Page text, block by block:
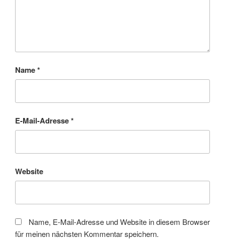
Name*
E-Mail-Adresse*
Website
Name, E-Mail-Adresse und Website in diesem Browser
für meinen nächsten Kommentar speichern.